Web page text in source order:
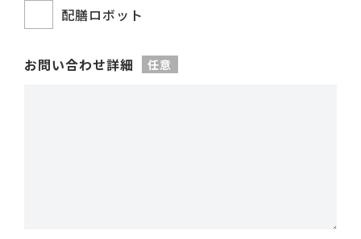
配膳ロボット
お問い合わせ詳細 任意